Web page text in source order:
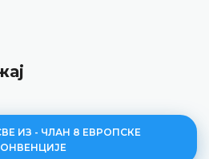
ИЗ - ЧЛАН 8 ЕВРОПСКЕ